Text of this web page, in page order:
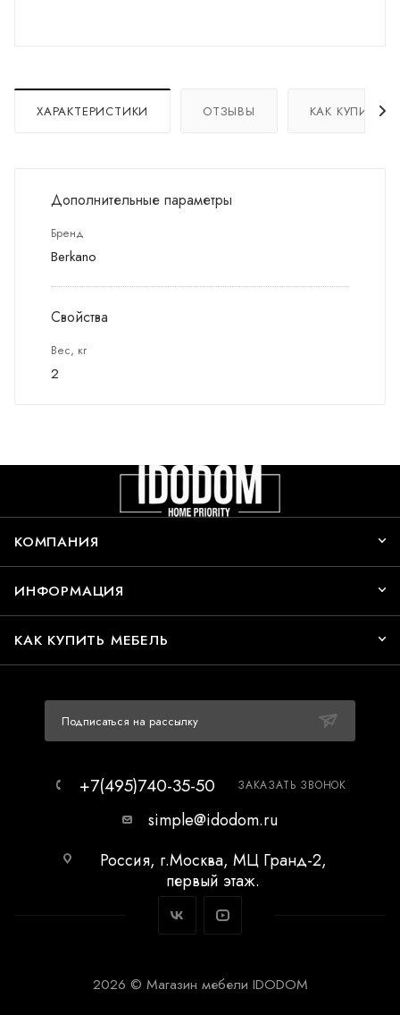
ХАРАКТЕРИСТИКИ ОТЗЫВЫ КАК КУПИТЬ
Дополнительные параметры
Бренд
Berkano
Свойства
Вес, кг
2
КОМПАНИЯ
ИНФОРМАЦИЯ
КАК КУПИТЬ МЕБЕЛЬ
Подписаться на рассылку
+7(495)740-35-50 ЗАКАЗАТЬ ЗВОНОК
simple@idodom.ru
Россия, г.Москва, МЦ Гранд-2,
первый этаж.
2026 © Магазин мебели IDODOM